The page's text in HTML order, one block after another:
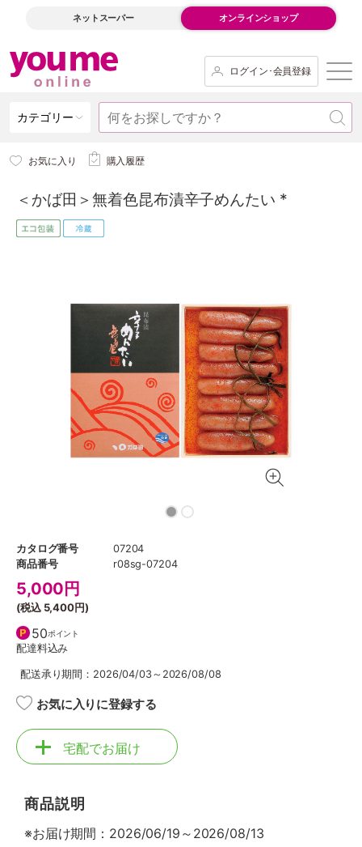
ネットスーパー オンラインショップ
ログイン･会員登録
カテゴリー
お気に入り 購入履歴
＜かば田＞無着色昆布漬辛子めんたい *
カタログ番号
07204
商品番号
r08sg-07204
5,000 円
(税込 5,400円)
50ポイント
配達料込み
配送承り期間：2026/04/03～2026/08/08
お気に入りに登録する
宅配でお届け
商品説明
※お届け期間：2026/06/19～2026/08/13